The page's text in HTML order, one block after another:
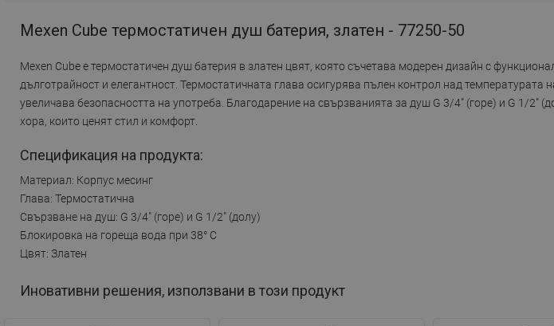
Mexen Cube термостатичен душ батерия, златен - 77250-50
Mexen Cube е термостатичен душ батерия в златен цвят, която съчетава модерен дизайн с
дълготрайност и елегантност. Термостатичната глава осигурява пълен контрол над температурата
увеличава безопасността на употреба. Благодарение на свързванията за душ G 3/4" (горе) и G 1/2"
хора, които ценят стил и комфорт.
Спецификация на продукта:
Материал: Корпус месинг
Глава: Термостатична
Свързване на душ: G 3/4" (горе) и G 1/2" (долу)
Блокировка на гореща вода при 38° C
Цвят: Златен
Иновативни решения, използвани в този продукт